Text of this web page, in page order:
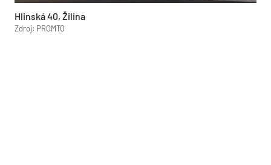
Hlinská 40, Žilina
Zdroj: PROMTO